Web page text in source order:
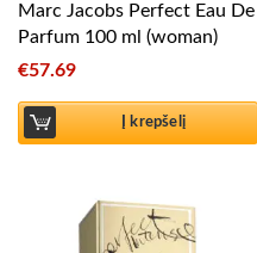
Marc Jacobs Perfect Eau De
Parfum 100 ml (woman)
€57.69
Į krepšelį